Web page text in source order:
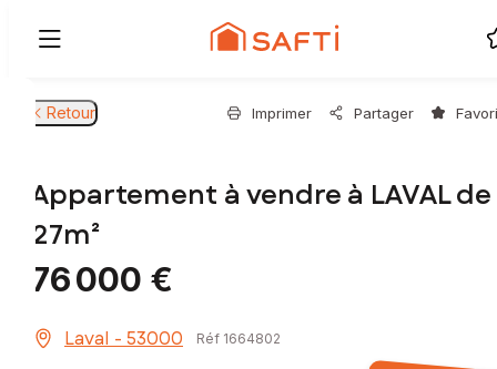
Retour Imprimer Partager
Appartement à vendre à LAVAL de
27m²
76 000 €
Laval - 53000 Réf 1664802